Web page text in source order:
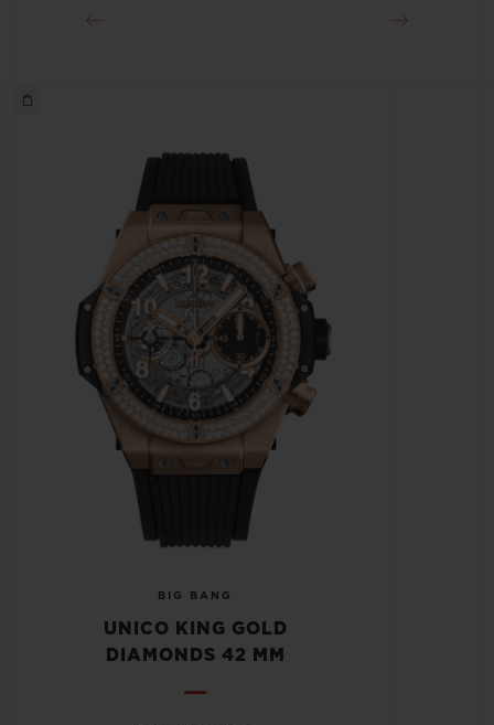
BIG BANG
UNICO KING GOLD
DIAMONDS 42 MM